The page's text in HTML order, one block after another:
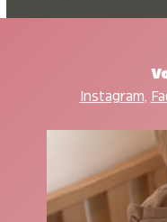
Instagram,